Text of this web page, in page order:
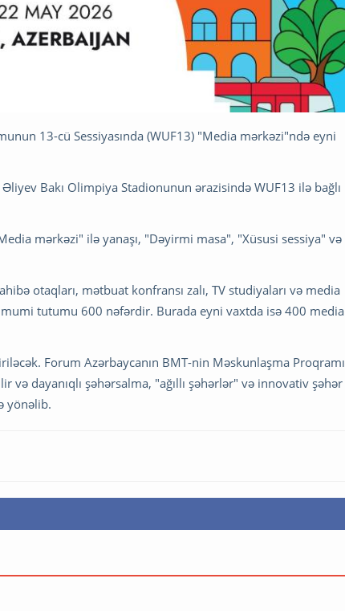
13-cü Sessiyasında (WUF13) "Media mərkəzi"ndə eyni
Bakı Olimpiya Stadionunun ərazisində WUF13 ilə bağlı
mərkəzi" ilə yanaşı, "Dəyirmi masa", "Xüsusi sessiya" və
otaqları, mətbuat konfransı zalı, TV studiyaları və media
tutumu 600 nəfərdir. Burada eyni vaxtda isə 400 media
Forum Azərbaycanın BMT-nin Məskunlaşma Proqramı
və dayanıqlı şəhərsalma, "ağıllı şəhərlər" və innovativ şəhər
yönəlib.